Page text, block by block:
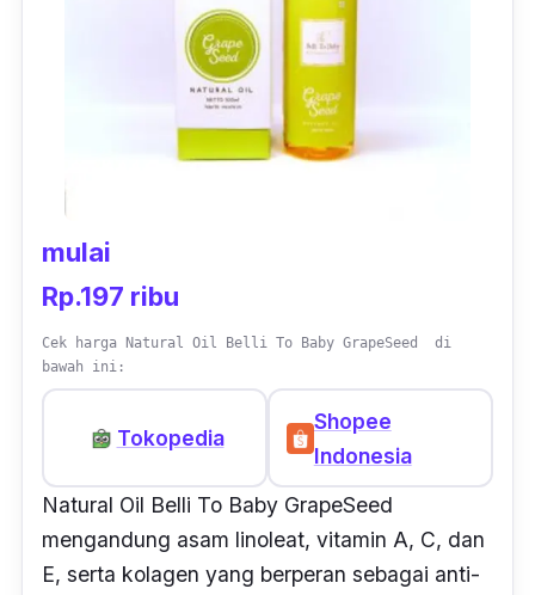
mulai
Rp.197 ribu
Cek harga Natural Oil Belli To Baby GrapeSeed di
bawah ini:
Tokopedia
Shopee
Indonesia
Natural Oil Belli To Baby GrapeSeed
mengandung asam linoleat, vitamin A, C, dan
E, serta kolagen yang berperan sebagai anti-